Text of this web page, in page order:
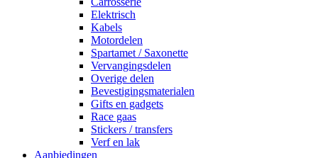
Elektrisch
Kabels
Motordelen
Spartamet / Saxonette
Vervangingsdelen
Overige delen
Bevestigingsmaterialen
Gifts en gadgets
Race gaas
Stickers / transfers
Verf en lak
Aanbiedingen